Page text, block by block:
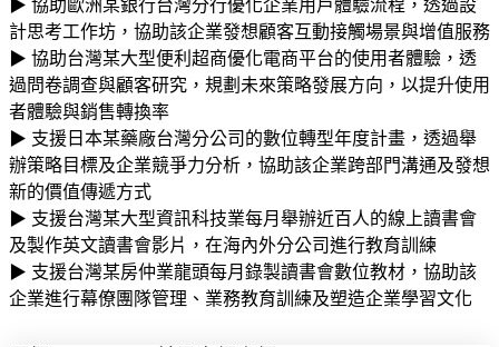
▶ 協助歐洲某銀行台灣分行優化企業用戶體驗流程，透過設
計思考工作坊，協助該企業發想顧客互動接觸場景與增值服務​
▶ 協助台灣某大型便利超商優化電商平台的使用者體驗，透
過問卷調查與顧客研究，規劃未來策略發展方向，以提升使用
者體驗與銷售轉換率​
▶ 支援日本某藥廠台灣分公司的數位轉型年度計畫，透過舉
辦策略目標及企業競爭力分析，協助該企業跨部門溝通及發想
新的價值傳遞方式​
▶ 支援台灣某大型資訊科技業每月舉辦近百人的線上讀書會
及製作英文讀書會影片，在海內外分公司進行教育訓練​
▶ 支援台灣某房仲業龍頭每月錄製讀書會數位教材，協助該
企業進行幕僚團隊管理、業務教育訓練及塑造企業學習文化